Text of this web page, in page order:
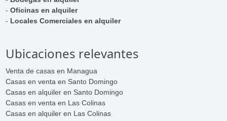
-Oficinas en alquiler
- Locales Comerciales en alquiler
Ubicaciones relevantes
Venta de casas en Managua
Casas en venta en Santo Domingo
Casas en alquiler en Santo Domingo
Casas en venta en Las Colinas
Casas en alquiler en Las Colinas